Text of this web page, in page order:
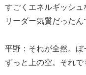
すごくエネルギッシ
リーダー気質だったん
平野：それが全然。
ずっと上の空。それで